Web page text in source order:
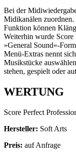
Bei der
Midikanälen
Funktion können
Weiterhin wurde Score
»General Sound«-
Menü-Extras nennt
Musikstücke
stehen, gespielt oder
WERTUNG
Score Perfect
Hersteller: Soft Arts
Preis: auf Anfrage